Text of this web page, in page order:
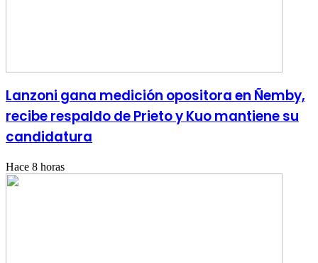
Lanzoni gana medición opositora en Ñemby,
recibe respaldo de Prieto y Kuo mantiene su
candidatura
Hace 8 horas